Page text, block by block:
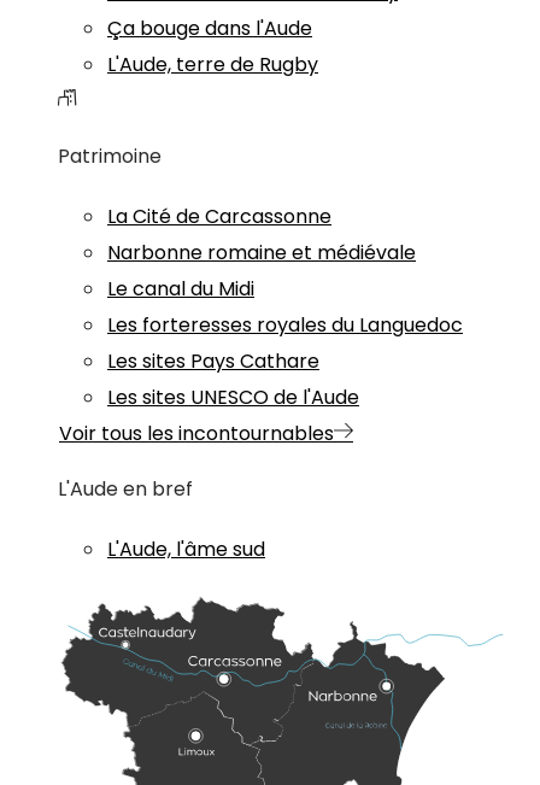
Ça bouge dans l'Aude
L'Aude, terre de Rugby
Patrimoine
La Cité de Carcassonne
Narbonne romaine et médiévale
Le canal du Midi
Les forteresses royales du Languedoc
Les sites Pays Cathare
Les sites UNESCO de l'Aude
Voir tous les incontournables
L'Aude en bref
L'Aude, l'âme sud